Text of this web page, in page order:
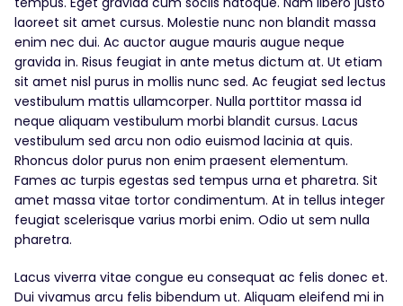
laoreet sit amet cursus. Molestie nunc non blandit massa
enim nec dui. Ac auctor augue mauris augue neque
gravida in. Risus feugiat in ante metus dictum at. Ut etiam
sit amet nisl purus in mollis nunc sed. Ac feugiat sed lectus
vestibulum mattis ullamcorper. Nulla porttitor massa id
neque aliquam vestibulum morbi blandit cursus. Lacus
vestibulum sed arcu non odio euismod lacinia at quis.
Rhoncus dolor purus non enim praesent elementum.
Fames ac turpis egestas sed tempus urna et pharetra. Sit
amet massa vitae tortor condimentum. At in tellus integer
feugiat scelerisque varius morbi enim. Odio ut sem nulla
pharetra.
Lacus viverra vitae congue eu consequat ac felis donec et.
Dui vivamus arcu felis bibendum ut. Aliquam eleifend mi in